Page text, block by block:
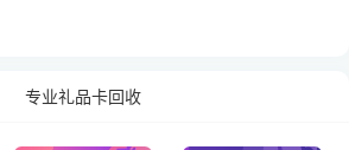
专业礼品卡回收